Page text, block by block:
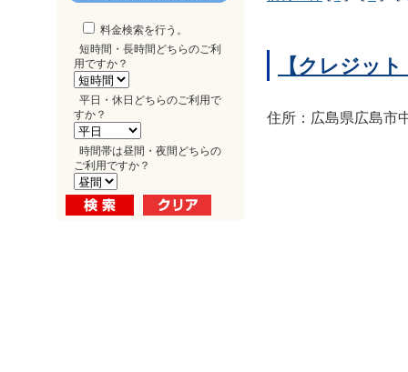
料金検索を行う。
短時間・長時間どちらのご利
用ですか？
平日・休日どちらのご利用で
すか？
時間帯は昼間・夜間どちらの
ご利用ですか？
【クレジッ
住所：広島県広島市